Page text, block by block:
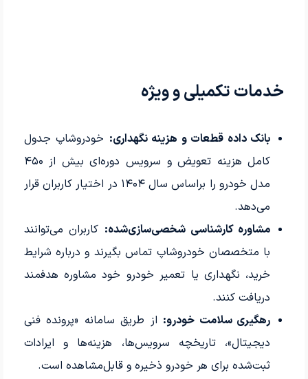
خدمات تکمیلی و ویژه
بانک داده قطعات و هزینه نگهداری: خودروشاپ جدول
کامل هزینه تعویض و سرویس دوره‌ای بیش از ۴۵۰
مدل خودرو را براساس سال ۱۴۰۴ در اختیار کاربران قرار
می‌دهد.
مشاوره کارشناسی شخصی‌سازی‌شده: کاربران می‌توانند
با متخصصان خودروشاپ تماس بگیرند و درباره شرایط
خرید، نگهداری یا تعمیر خودرو خود مشاوره هدفمند
دریافت کنند.
رهگیری سلامت خودرو: از طریق سامانه «پرونده فنی
دیجیتال»، تاریخچه سرویس‌ها، هزینه‌ها و ایرادات
ثبت‌شده برای هر خودرو ذخیره و قابل‌مشاهده است.